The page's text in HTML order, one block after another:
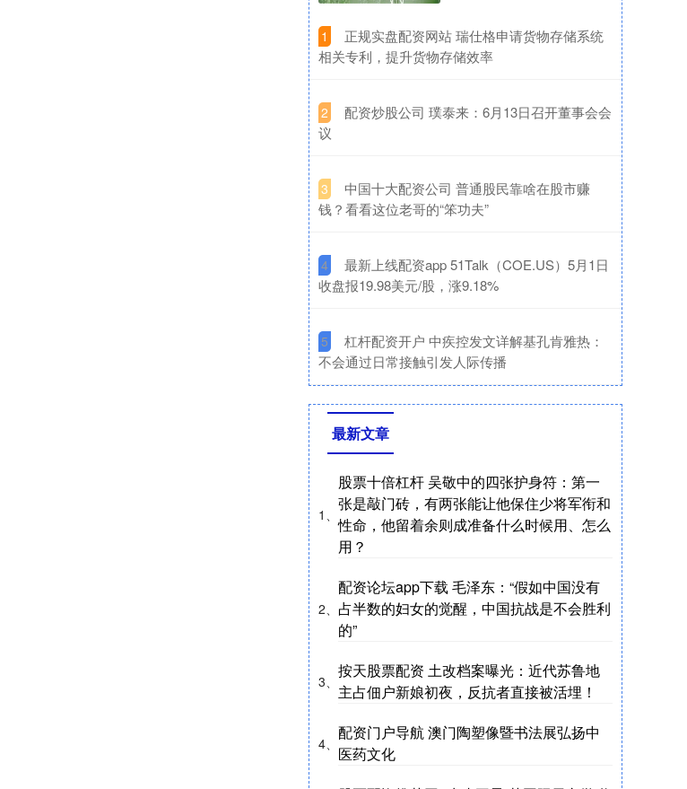
1
​正规实盘配资网站 瑞仕格申请货物存储系统
相关专利，提升货物存储效率
2
​配资炒股公司 璞泰来：6月13日召开董事会会
议
3
​中国十大配资公司 普通股民靠啥在股市赚
钱？看看这位老哥的“笨功夫”
4
​最新上线配资app 51Talk（COE.US）5月1日
收盘报19.98美元/股，涨9.18%
5
​杠杆配资开户 中疾控发文详解基孔肯雅热：
不会通过日常接触引发人际传播
最新文章
1、
股票十倍杠杆 吴敬中的四张护身符：第一
张是敲门砖，有两张能让他保住少将军衔和
性命，他留着余则成准备什么时候用、怎么
用？
2、
配资论坛app下载 毛泽东：“假如中国没有
占半数的妇女的觉醒，中国抗战是不会胜利
的”
3、
按天股票配资 土改档案曝光：近代苏鲁地
主占佃户新娘初夜，反抗者直接被活埋！
4、
配资门户导航 澳门陶塑像暨书法展弘扬中
医药文化